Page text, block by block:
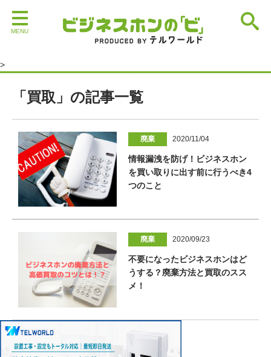
>
「買取」の記事一覧
廃棄 2020/11/04
情報漏洩を防げ！ビジネスホン
を買い取りに出す前に行うべき4
つのこと
廃棄 2020/09/23
不要になったビジネスホンはど
うする？廃棄方法と買取のスス
メ！